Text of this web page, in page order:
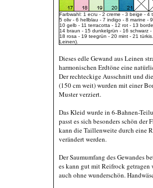
Farbwahl: 1 ecru - 2 creme - 3 beige - 4
5 oliv - 6 hellblau - 7 indigo - 8 marine -
10 gelb - 11 terracotta - 12 rot - 13
14 braun - 15 dunkelgrün - 16 schwarz -
18 rosa - 19 teegrün - 20 mint - 21
Leinen).
Dieses edle Gewand aus Leinen
harmonischen Erdtöne eine
Der rechteckige Ausschnitt und
(150 cm weit) wurden mit einer
Muster verziert.
Das Kleid wurde in 6-Bahnen-
passt es sich besonders schön der
kann die Taillenweite durch eine
verändert werden.
Der Saumumfang des Gewandes
es kann gut mit Reifrock getragen
auch ohne wunderschön.